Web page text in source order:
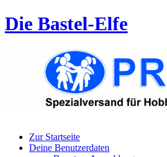
Die Bastel-Elfe
Zur Startseite
Deine Benutzerdaten